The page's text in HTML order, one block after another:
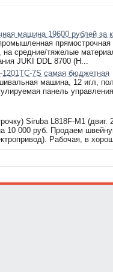
машина 19600 рублей за
прямострочная
средние/тяжелые
JUKI DDL 8700 (H...
7S самая бюджетная
машина, 12 игл,
панель
Siruba L818F-M1 (двиг.
10 000 руб. Продаем
Рабочая, в